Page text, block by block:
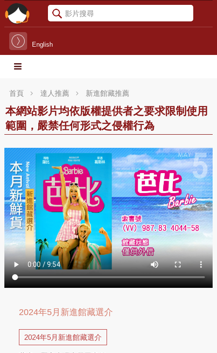
English
首頁 達人推薦 新進館藏推薦
本網站影片均依版權提供者之要求限制使用
範圍，嚴禁任何形式之侵權行為
2024年5月新進館藏選介
2024年5月新進館藏選介